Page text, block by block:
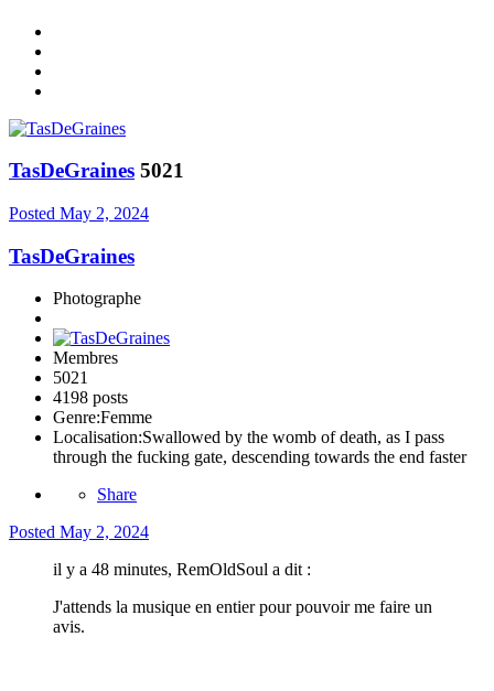
TasDeGraines 5021
Posted May 2, 2024
TasDeGraines
Photographe
Membres
5021
4198 posts
Genre:Femme
Localisation:Swallowed by the womb of death, as I pass
through the fucking gate, descending towards the end faster
Share
Posted May 2, 2024
il y a 48 minutes, RemOldSoul a dit :
J'attends la musique en entier pour pouvoir me faire un
avis.